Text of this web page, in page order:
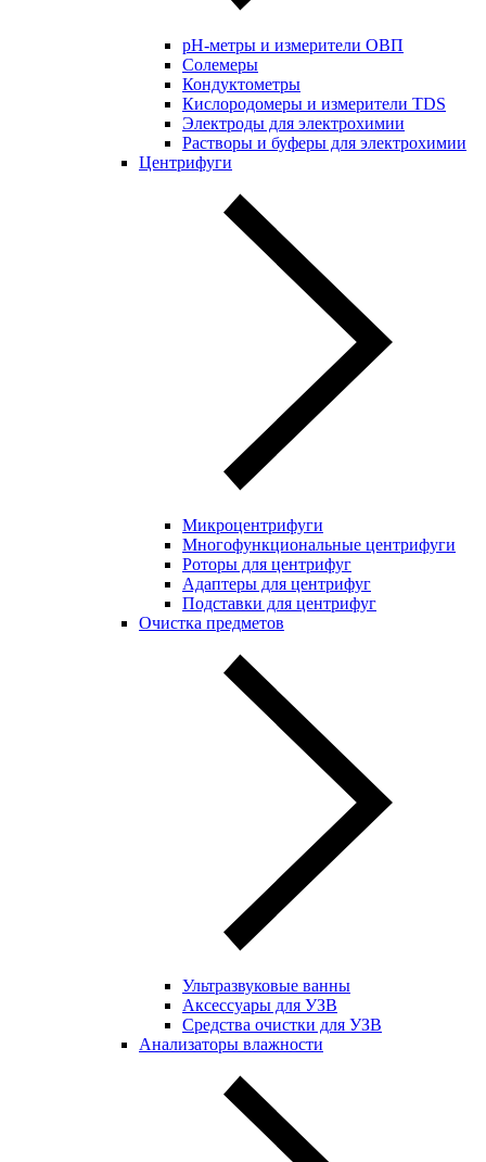
pH-метры и измерители ОВП
Солемеры
Кондуктометры
Кислородомеры и измерители TDS
Электроды для электрохимии
Растворы и буферы для электрохимии
Центрифуги
Микроцентрифуги
Многофункциональные центрифуги
Роторы для центрифуг
Адаптеры для центрифуг
Подставки для центрифуг
Очистка предметов
Ультразвуковые ванны
Аксессуары для УЗВ
Средства очистки для УЗВ
Анализаторы влажности